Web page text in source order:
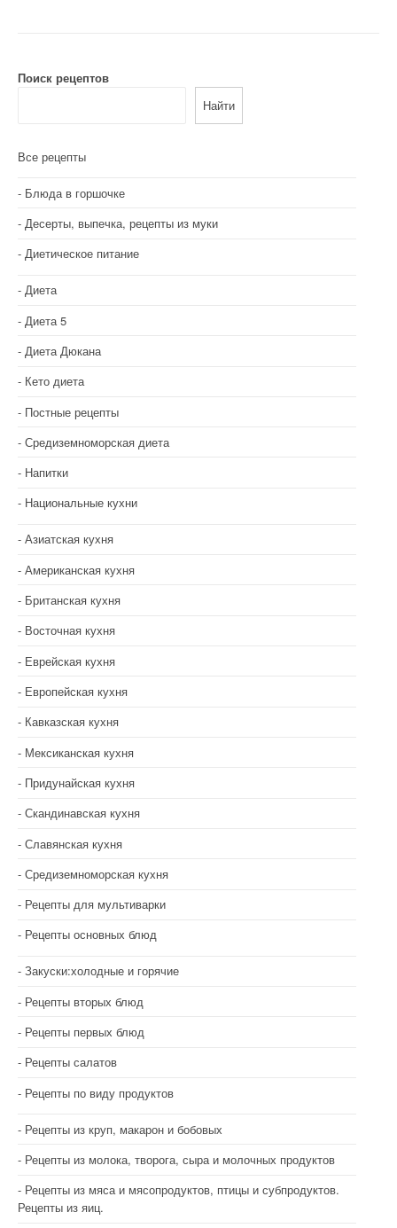
г
и
я
п
о
з
а
п
и
с
я
м
Поиск рецептов
Найти
Все рецепты
Блюда в горшочке
Десерты, выпечка, рецепты из муки
Диетическое питание
Диета
Диета 5
Диета Дюкана
Кето диета
Постные рецепты
Средиземноморская диета
Напитки
Национальные кухни
Азиатская кухня
Американская кухня
Британская кухня
Восточная кухня
Еврейская кухня
Европейская кухня
Кавказская кухня
Мексиканская кухня
Придунайская кухня
Скандинавская кухня
Славянская кухня
Средиземноморская кухня
Рецепты для мультиварки
Рецепты основных блюд
Закуски:холодные и горячие
Рецепты вторых блюд
Рецепты первых блюд
Рецепты салатов
Рецепты по виду продуктов
Рецепты из круп, макарон и бобовых
Рецепты из молока, творога, сыра и молочных продуктов
Рецепты из мяса и мясопродуктов, птицы и субпродуктов.
Рецепты из яиц.